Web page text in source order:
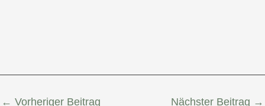
← Vorheriger Beitrag Nächster Beitrag →